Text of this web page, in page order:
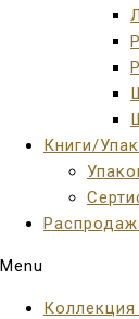
Книги/
Menu